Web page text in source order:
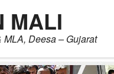
MALI
MLA, Deesa – Gujarat